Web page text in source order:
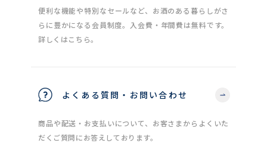
便利な機能や特別なセールなど、お酒のある暮らしがさ
らに豊かになる会員制度。入会費・年間費は無料です。
詳しくはこちら。
よくある質問・お問い合わせ
商品や配送・お支払いについて、お客さまからよくいた
だくご質問にお答えしております。